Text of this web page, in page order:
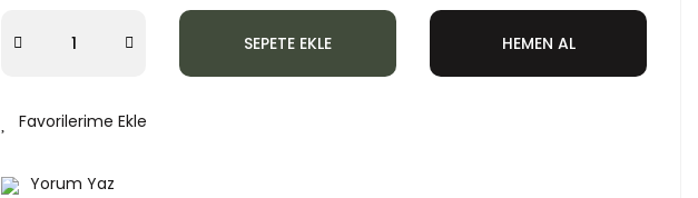
SEPETE EKLE HEMEN AL
Yorum Yaz